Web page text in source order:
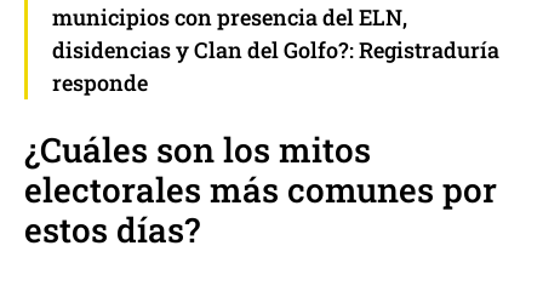
municipios con presencia del ELN,
disidencias y Clan del Golfo?: Registraduría
responde
¿Cuáles son los mitos
electorales más comunes por
estos días?